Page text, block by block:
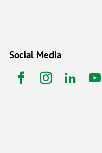
Social Media